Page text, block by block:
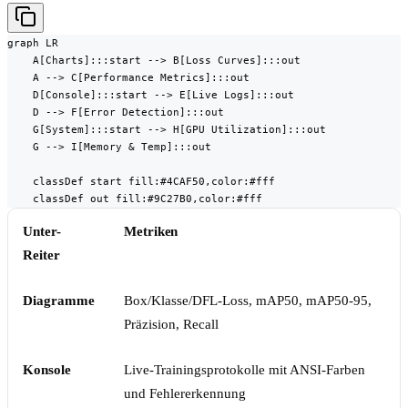
graph LR
    A[Charts]:::start --> B[Loss Curves]:::out
    A --> C[Performance Metrics]:::out
    D[Console]:::start --> E[Live Logs]:::out
    D --> F[Error Detection]:::out
    G[System]:::start --> H[GPU Utilization]:::out
    G --> I[Memory & Temp]:::out
    classDef start fill:#4CAF50,color:#fff
    classDef out fill:#9C27B0,color:#fff
Unter-
Reiter
Metriken
Diagramme
Box/Klasse/DFL-Loss, mAP50, mAP50-95,
Präzision, Recall
Konsole
Live-Trainingsprotokolle mit ANSI-Farben
und Fehlererkennung